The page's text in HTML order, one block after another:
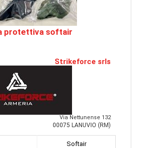
protettiva softair
Strikeforce srls
Via Nettunense 132
00075 LANUVIO (RM)
Softair